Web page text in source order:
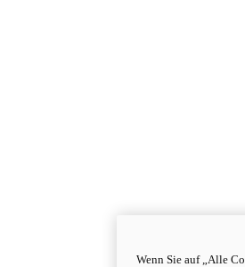
Wenn Sie auf „Alle